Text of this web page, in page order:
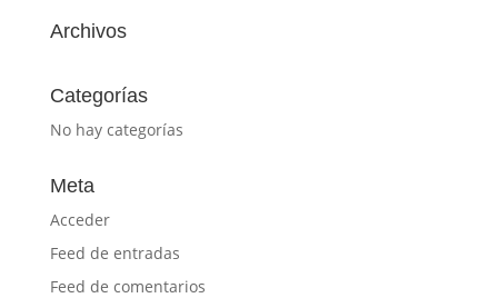
Archivos
Categorías
No hay categorías
Meta
Acceder
Feed de entradas
Feed de comentarios